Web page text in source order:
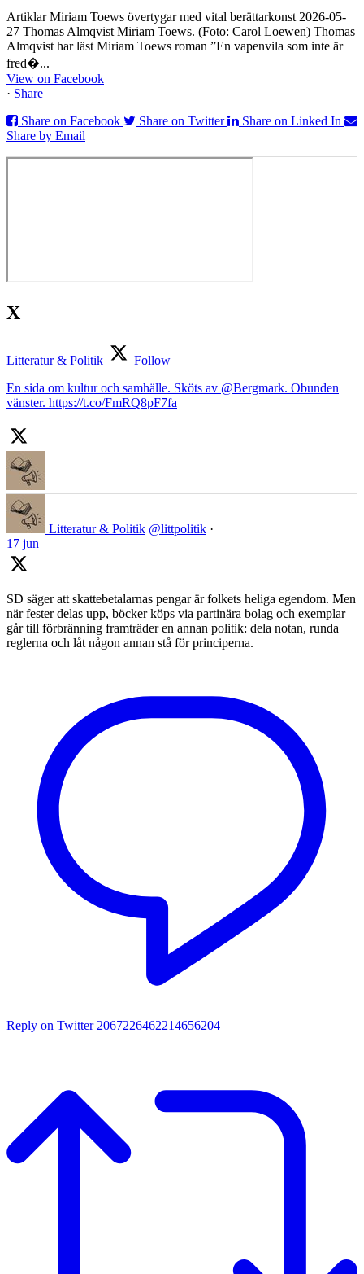
Artiklar Miriam Toews övertygar med vital berättarkonst 2026-05-
27 Thomas Almqvist Miriam Toews. (Foto: Carol Loewen) Thomas
Almqvist har läst Miriam Toews roman ”En vapenvila som inte är
fred�...
View on Facebook
· Share
Share on Facebook
Share on Twitter
Share on Linked In
Share by Email
X
Litteratur & Politik
Follow
En sida om kultur och samhälle. Sköts av @Bergmark. Obunden
vänster. https://t.co/FmRQ8pF7fa
Litteratur & Politik @littpolitik ·
17 jun
SD säger att skattebetalarnas pengar är folkets heliga egendom. Men
när fester delas upp, böcker köps via partinära bolag och exemplar
går till förbränning framträder en annan politik: dela notan, runda
reglerna och låt någon annan stå för principerna.
Reply on Twitter 2067226462214656204